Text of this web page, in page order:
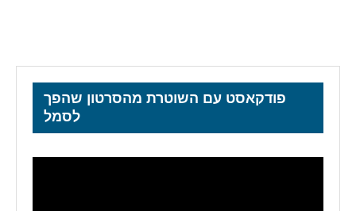
פודקאסט עם השוטרת מהסרטון שהפך
לסמל